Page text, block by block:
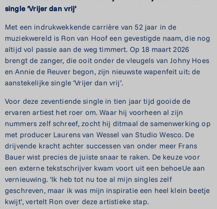
single ‘Vrijer dan vrij’
Met een indrukwekkende carrière van 52 jaar in de
muziekwereld is Ron van Hoof een gevestigde naam, die nog
altijd vol passie aan de weg timmert. Op 18 maart 2026
brengt de zanger, die ooit onder de vleugels van Johny Hoes
en Annie de Reuver begon, zijn nieuwste wapenfeit uit; de
aanstekelijke single ‘Vrijer dan vrij’.
Voor deze zeventiende single in tien jaar tijd gooide de
ervaren artiest het roer om. Waar hij voorheen al zijn
nummers zelf schreef, zocht hij ditmaal de samenwerking op
met producer Laurens van Wessel van Studio Wesco. De
drijvende kracht achter successen van onder meer Frans
Bauer wist precies de juiste snaar te raken. De keuze voor
een externe tekstschrijver kwam voort uit een behoeUe aan
vernieuwing. ‘Ik heb tot nu toe al mijn singles zelf
geschreven, maar ik was mijn inspiratie een heel klein beetje
kwijt’, vertelt Ron over deze artistieke stap.